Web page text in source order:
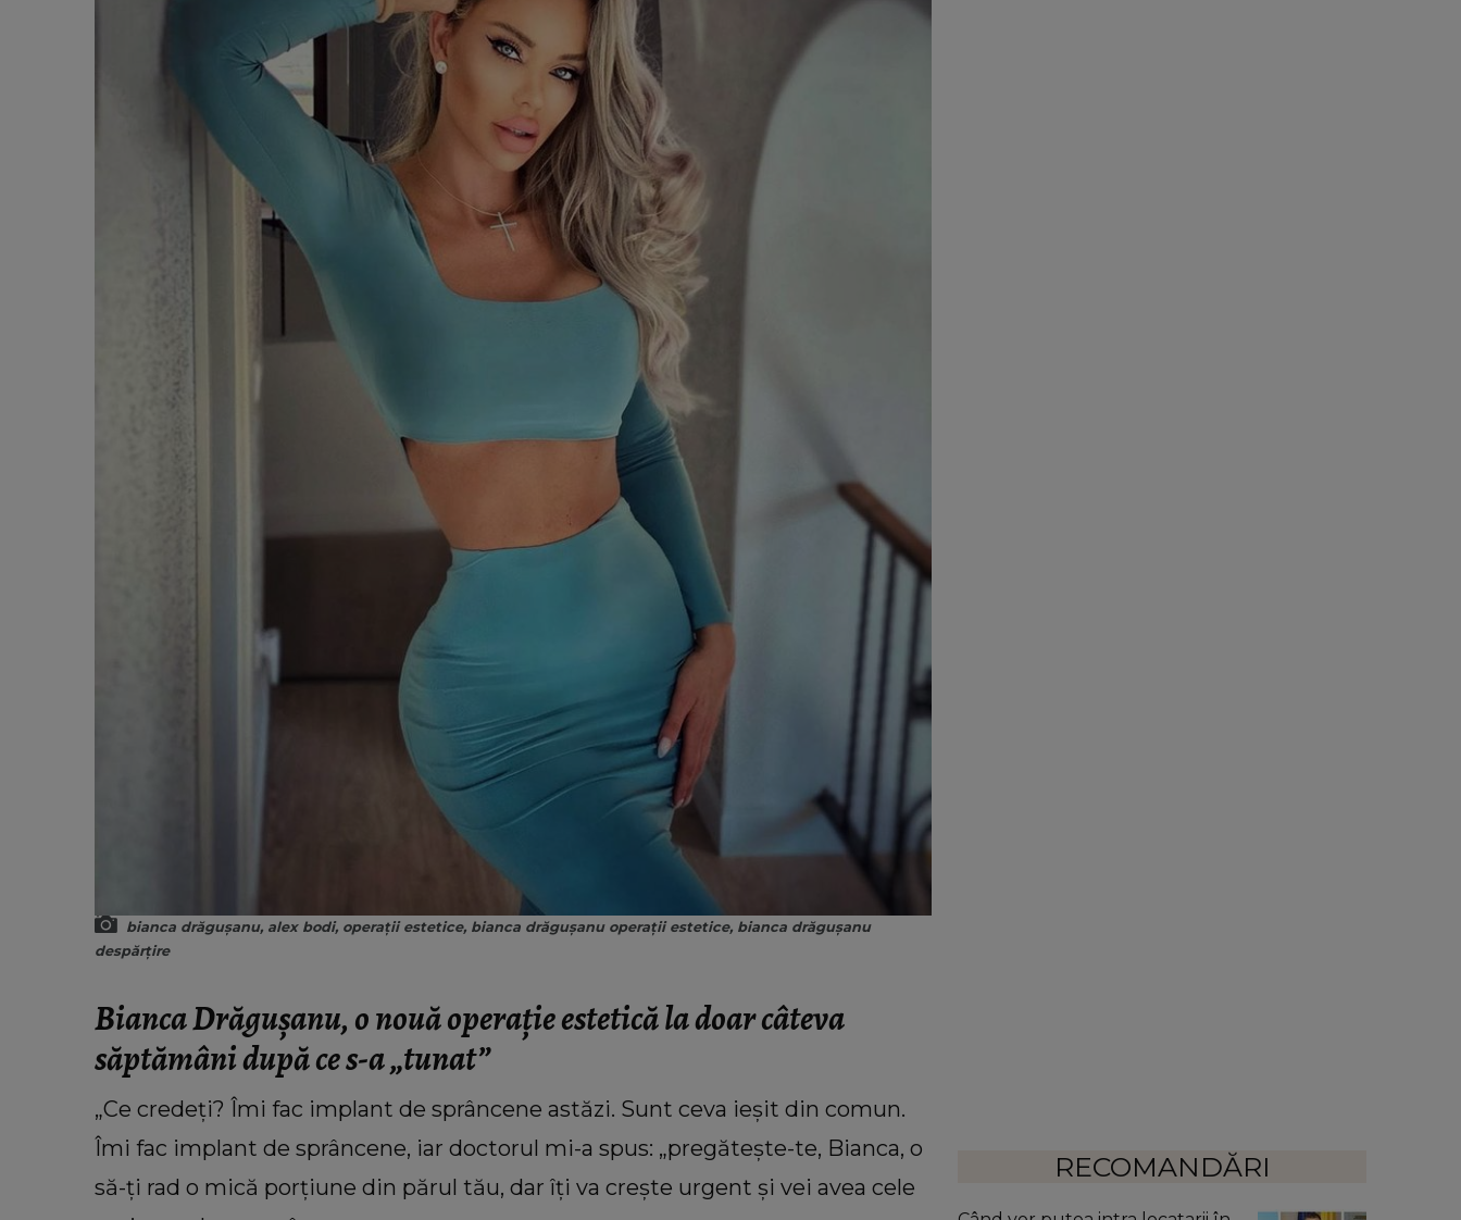
bianca drăgușanu, alex bodi, operații estetice, bianca drăgușanu operații estetice, bianca drăgușanu
despărțire
Bianca Drăgușanu, o nouă operație estetică la doar câteva
săptămâni după ce s-a „tunat”
„Ce credeți? Îmi fac implant de sprâncene astăzi. Sunt ceva ieșit din comun.
Îmi fac implant de sprâncene, iar doctorul mi-a spus: „pregătește-te, Bianca, o
să-ți rad o mică porțiune din părul tău, dar îți va crește urgent și vei avea cele
RECOMANDĂRI